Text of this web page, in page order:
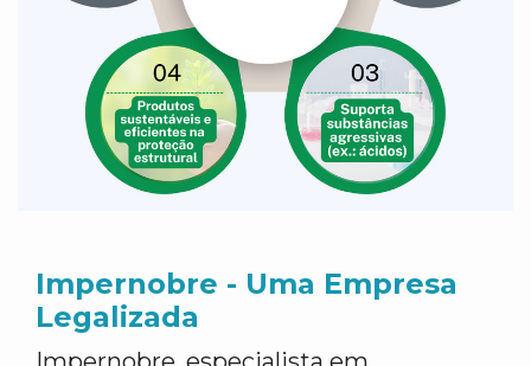
Impernobre - Uma Empresa
Legalizada